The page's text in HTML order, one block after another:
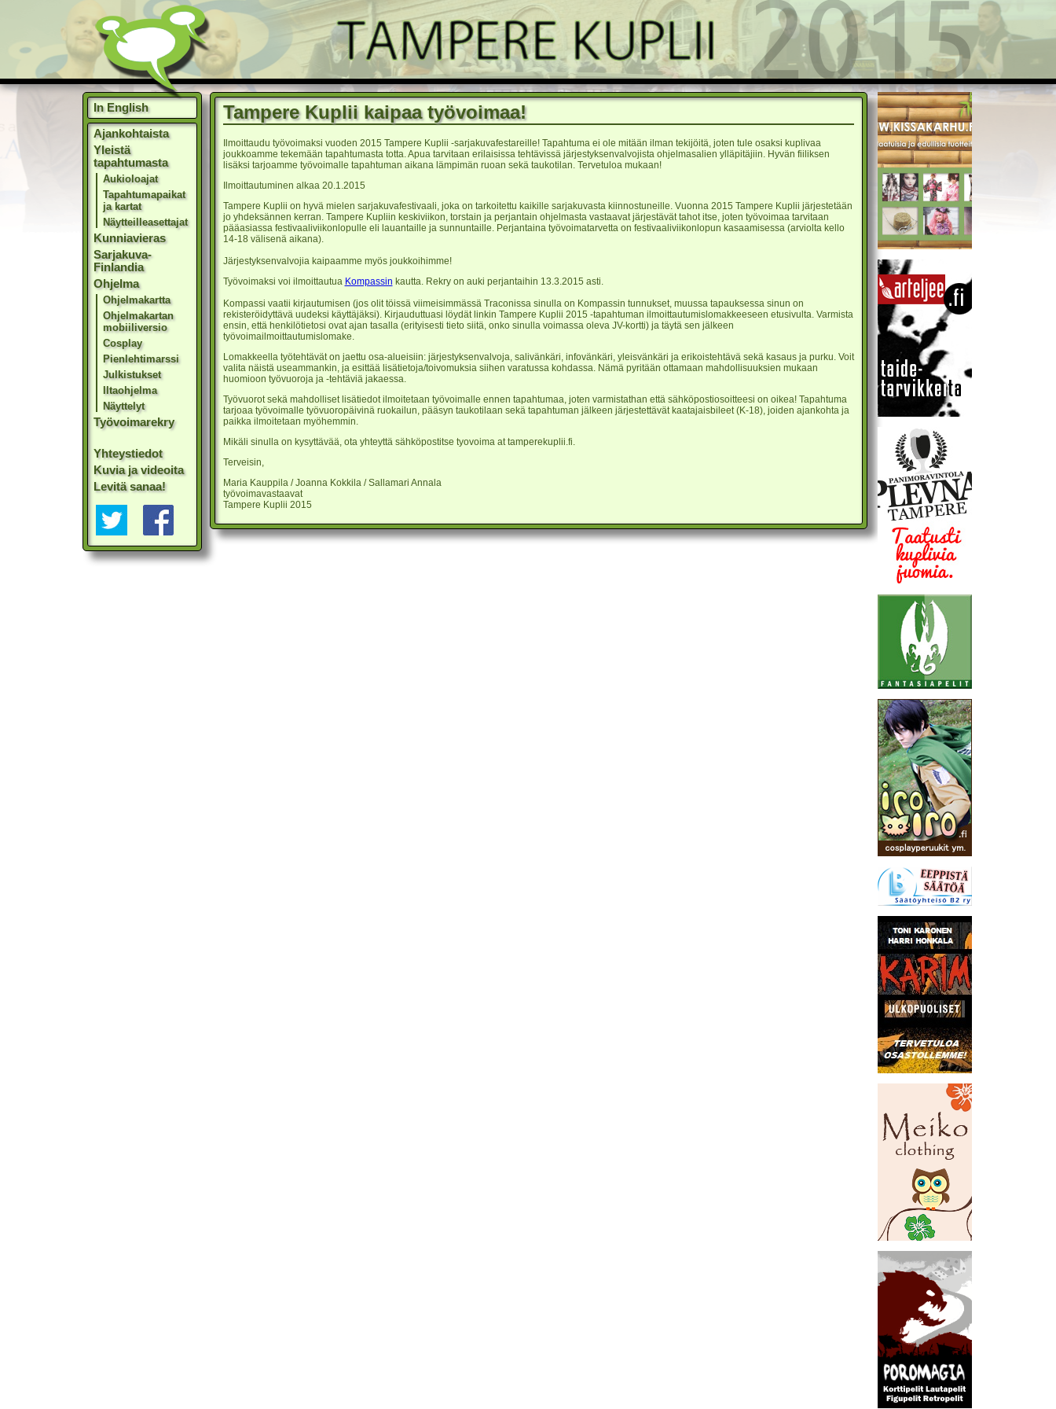
In English
Ajankohtaista
Yleistä
tapahtumasta
Aukioloajat
Tapahtumapaikat
ja kartat
Näytteilleasettajat
Kunniavieras
Sarjakuva-
Finlandia
Ohjelma
Ohjelmakartta
Ohjelmakartan
mobiiliversio
Cosplay
Pienlehtimarssi
Julkistukset
Iltaohjelma
Näyttelyt
Työvoimarekry
Yhteystiedot
Kuvia ja videoita
Levitä sanaa!
Tampere Kuplii kaipaa työvoimaa!
Ilmoittaudu työvoimaksi vuoden 2015 Tampere Kuplii -sarjakuvafestareille! Tapahtuma ei ole mitään ilman tekijöitä, joten tule osaksi kuplivaa
joukkoamme tekemään tapahtumasta totta. Apua tarvitaan erilaisissa tehtävissä järjestyksenvalvojista ohjelmasalien ylläpitäjiin. Hyvän fiiliksen
lisäksi tarjoamme työvoimalle tapahtuman aikana lämpimän ruoan sekä taukotilan. Tervetuloa mukaan!
Ilmoittautuminen alkaa 20.1.2015
Tampere Kuplii on hyvä mielen sarjakuvafestivaali, joka on tarkoitettu kaikille sarjakuvasta kiinnostuneille. Vuonna 2015 Tampere Kuplii järjestetään
jo yhdeksännen kerran. Tampere Kupliin keskiviikon, torstain ja perjantain ohjelmasta vastaavat järjestävät tahot itse, joten työvoimaa tarvitaan
pääasiassa festivaaliviikonlopulle eli lauantaille ja sunnuntaille. Perjantaina työvoimatarvetta on festivaaliviikonlopun kasaamisessa (arviolta kello
14-18 välisenä aikana).
Järjestyksenvalvojia kaipaamme myös joukkoihimme!
Työvoimaksi voi ilmoittautua Kompassin kautta. Rekry on auki perjantaihin 13.3.2015 asti.
Kompassi vaatii kirjautumisen (jos olit töissä viimeisimmässä Traconissa sinulla on Kompassin tunnukset, muussa tapauksessa sinun on
rekisteröidyttävä uudeksi käyttäjäksi). Kirjauduttuasi löydät linkin Tampere Kuplii 2015 -tapahtuman ilmoittautumislomakkeeseen etusivulta. Varmista
ensin, että henkilötietosi ovat ajan tasalla (erityisesti tieto siitä, onko sinulla voimassa oleva JV-kortti) ja täytä sen jälkeen
työvoimailmoittautumislomake.
Lomakkeella työtehtävät on jaettu osa-alueisiin: järjestyksenvalvoja, salivänkäri, infovänkäri, yleisvänkäri ja erikoistehtävä sekä kasaus ja purku. Voit
valita näistä useammankin, ja esittää lisätietoja/toivomuksia siihen varatussa kohdassa. Nämä pyritään ottamaan mahdollisuuksien mukaan
huomioon työvuoroja ja -tehtäviä jakaessa.
Työvuorot sekä mahdolliset lisätiedot ilmoitetaan työvoimalle ennen tapahtumaa, joten varmistathan että sähköpostiosoitteesi on oikea! Tapahtuma
tarjoaa työvoimalle työvuoropäivinä ruokailun, pääsyn taukotilaan sekä tapahtuman jälkeen järjestettävät kaatajaisbileet (K-18), joiden ajankohta ja
paikka ilmoitetaan myöhemmin.
Mikäli sinulla on kysyttävää, ota yhteyttä sähköpostitse tyovoima at tamperekuplii.fi.
Terveisin,
Maria Kauppila / Joanna Kokkila / Sallamari Annala
työvoimavastaavat
Tampere Kuplii 2015